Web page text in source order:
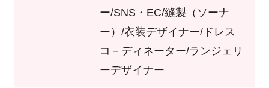
ー/SNS・EC/縫製（ソーナ
ー）/衣装デザイナー/ドレス
コ－ディネーター/ランジェリ
ーデザイナー